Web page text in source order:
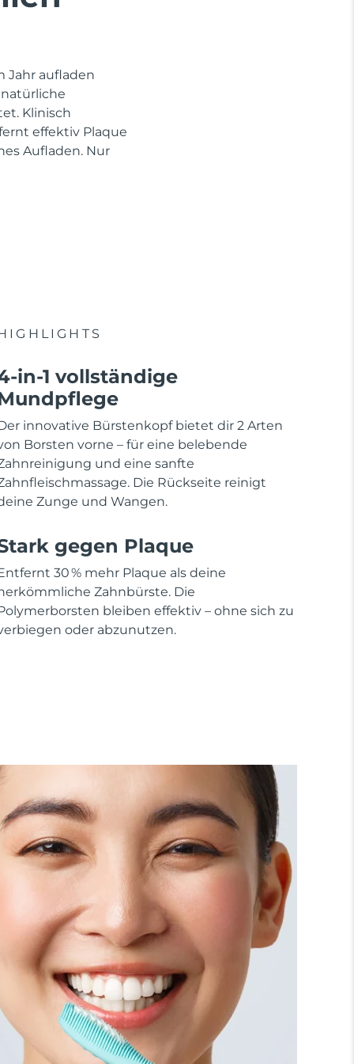
Jahr aufladen
Klinisch
effektiv Plaque
Aufladen. Nur
in-1 vollständige
innovative Bürstenkopf bietet dir 2 Arten
Borsten vorne – für eine belebende
und eine sanfte
Die Rückseite reinigt
Zunge und Wangen.
gegen Plaque
30 % mehr Plaque als deine
Zahnbürste. Die
bleiben effektiv – ohne sich zu
oder abzunutzen.